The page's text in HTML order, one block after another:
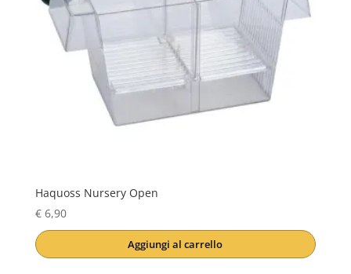
Haquoss Nursery Open
€6,90
Aggiungi al carrello